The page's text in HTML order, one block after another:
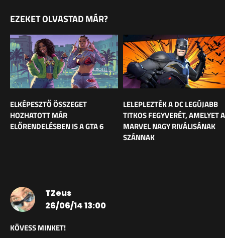
EZEKET OLVASTAD MÁR?
ELKÉPESZTŐ ÖSSZEGET
HOZHATOTT MÁR
ELŐRENDELÉSBEN IS A GTA 6
LELEPLEZTÉK A DC LEGÚJABB
TITKOS FEGYVERÉT, AMELYET A
MARVEL NAGY RIVÁLISÁNAK
SZÁNNAK
TZeus
26/06/14 13:00
KÖVESS MINKET!